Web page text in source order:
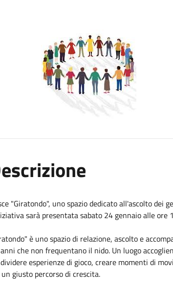
"Giratondo", uno spazio dedicato all'ascolto dei
sarà presentata sabato 24 gennaio alle ore
è uno spazio di relazione, ascolto e
che non frequentano il nido. Un luogo
esperienze di gioco, creare momenti di
giusto percorso di crescita.